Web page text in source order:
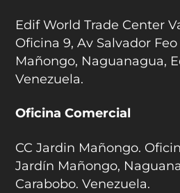
Edif World Trade Center
Oficina 9, Av Salvador Feo
Mañongo, Naguanagua,
Venezuela.
Oficina Comercial
CC Jardin Mañongo.
Jardín Mañongo,
Carabobo. Venezuela.